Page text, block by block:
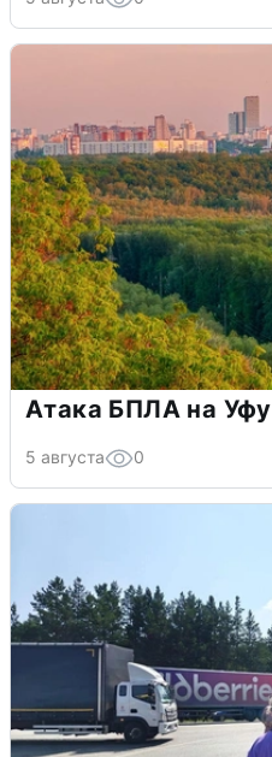
Атака БПЛА на
5 августа 0